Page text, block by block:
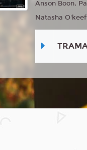
Anson Boon,
Natasha